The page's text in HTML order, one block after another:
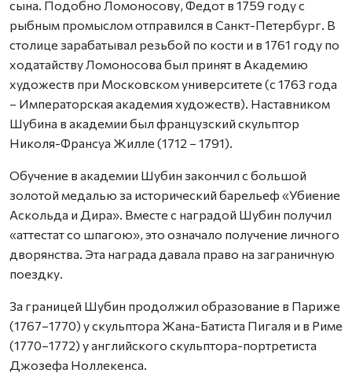
сына. Подобно Ломоносову, Федот в 1759 году с
рыбным промыслом отправился в Санкт-Петербург. В
столице зарабатывал резьбой по кости и в 1761 году по
ходатайству Ломоносова был принят в Академию
художеств при Московском университете (с 1763 года
– Императорская академия художеств). Наставником
Шубина в академии был французский скульптор
Николя-Франсуа Жилле (1712 – 1791).
Обучение в академии Шубин закончил с большой
золотой медалью за исторический барельеф «Убиение
Аскольда и Дира». Вместе с наградой Шубин получил
«аттестат со шпагою», это означало получение личного
дворянства. Эта награда давала право на заграничную
поездку.
За границей Шубин продолжил образование в Париже
(1767–1770) у скульптора Жана-Батиста Пигаля и в Риме
(1770–1772) у английского скульптора-портретиста
Джозефа Ноллекенса.